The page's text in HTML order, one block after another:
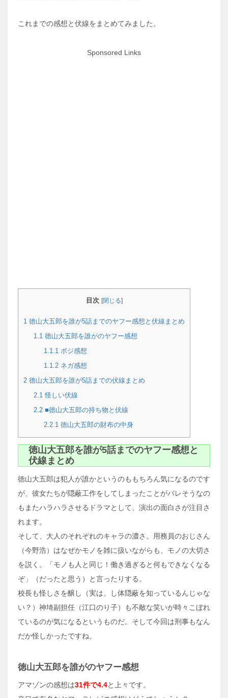
これまでの感想と伏線をまとめてみました。
Sponsored Links
目次 [閉じる]
1 徳山大五郎を誰が5話までのヤフー感想と伏線まとめ
1.1 徳山大五郎を誰がのヤフー感想
1.1.1 ポジ感想
1.1.2ネガ感想
2 徳山大五郎を誰が5話までの伏線まとめ
2.1 怪しい伏線
2.2■徳山大五郎の持ち物と伏線
2.2.1 徳山大五郎の財布の中身
徳山大五郎を誰が5話までのヤフー感想と
伏線まとめ
徳山大五郎は犯人が誰かというのももちろん気になるのです
が、彼女たちが隠蔽工作をしてしまったことがバレそうなの
もまたハラハラさせるドラマとして、演出の面白さが注目さ
れます。
そして、大人のそれぞれのキャラの濃さ。用務員のおじさん
（今野浩）はなぜかモノを雑に扱いながらも、モノの大切さ
を説く。「モノも人と同じ！働き過ぎると何もできなくなる
ぞ」（だったと思う）と言ったりする。
校長も怪しさを醸し（実は、し体隠蔽を知っているんじゃな
い？）神埼副担任（江口のり子）も不敵な笑いが時々こぼれ
ているのが気になるというものだ。そして今回は刑事もなん
だか怪しかったですね。
徳山大五郎を誰がのヤフー感想
アマゾンの感想は31件で4.4と上々です。